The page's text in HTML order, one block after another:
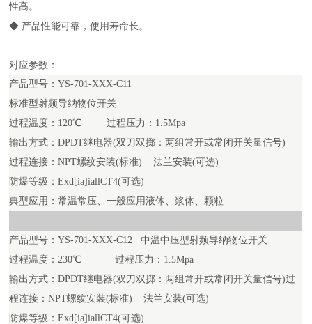
性高。
◆ 产品性能可靠，使用寿命长。
对应参数：
产品型号：YS-701-XXX-C11
标准型射频导纳物位开关
过程温度：120℃ 过程压力：1.5Mpa
输出方式：DPDT继电器(双刀双掷：两组常开或常闭开关量信号)
过程连接：NPT螺纹安装(标准) 法兰安装(可选)
防爆等级：Exd[ia]iallCT4(可选)
典型应用：常温常压、一般应用液体、浆体、颗粒
产品型号：YS-701-XXX-C12 中温中压型射频导纳物位开关
过程温度：230℃ 过程压力：1.5Mpa
输出方式：DPDT继电器(双刀双掷：两组常开或常闭开关量信号)过
程连接：NPT螺纹安装(标准) 法兰安装(可选)
防爆等级：Exd[ia]iallCT4(可选)